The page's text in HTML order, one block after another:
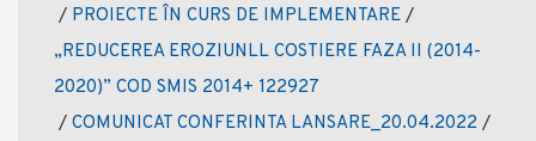
/ PROIECTE ÎN CURS DE IMPLEMENTARE /
„REDUCEREA EROZIUNLL COSTIERE FAZA II (2014-
2020)” COD SMIS 2014+ 122927
/ COMUNICAT CONFERINTA LANSARE_20.04.2022 /